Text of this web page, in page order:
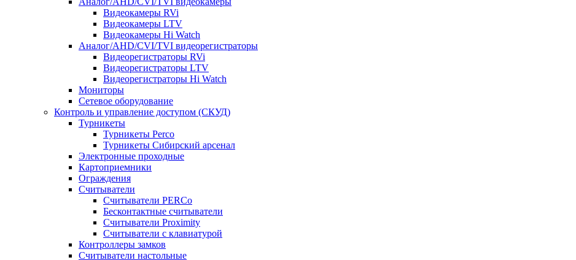
Видеокамеры RVi
Видеокамеры LTV
Видеокамеры Hi Watch
Аналог/AHD/CVI/TVI видеорегистраторы
Видеорегистраторы RVi
Видеорегистраторы LTV
Видеорегистраторы Hi Watch
Мониторы
Сетевое оборудование
Контроль и управление доступом (СКУД)
Турникеты
Турникеты Perco
Турникеты Сибирский арсенал
Электронные проходные
Картоприемники
Ограждения
Считыватели
Считыватели PERCo
Бесконтактные считыватели
Считыватели Proximity
Считыватели с клавиатурой
Контроллеры замков
Считыватели настольные